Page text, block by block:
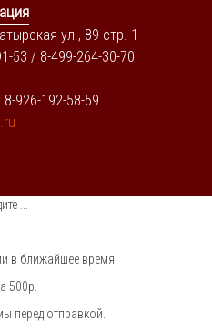
ул., 89 стр. 1
53 / 8-499-264-30-70
926-192-58-59
...
в ближайшее время
500р.
перед отправкой.